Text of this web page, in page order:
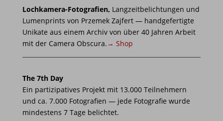
Lochkamera-Fotografien, Langzeitbelichtungen und
Lumenprints von Przemek Zajfert — handgefertigte
Unikate aus einem Archiv von über 40 Jahren Arbeit
mit der Camera Obscura.→ Shop
The 7th Day
Ein partizipatives Projekt mit 13.000 Teilnehmern
und ca. 7.000 Fotografien — jede Fotografie wurde
mindestens 7 Tage belichtet.